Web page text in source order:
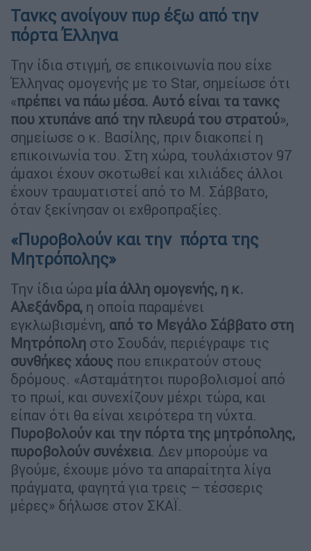
Τανκς ανοίγουν πυρ έξω από την
πόρτα Έλληνα
Την ίδια στιγμή, σε επικοινωνία που είχε
Έλληνας ομογενής με το Star, σημείωσε ότι
«πρέπει να πάω μέσα. Αυτό είναι τα τανκς
που χτυπάνε από την πλευρά του στρατού»,
σημείωσε ο κ. Βασίλης, πριν διακοπεί η
επικοινωνία του. Στη χώρα, τουλάχιστον 97
άμαχοι έχουν σκοτωθεί και χιλιάδες άλλοι
έχουν τραυματιστεί από το Μ. Σάββατο,
όταν ξεκίνησαν οι εχθροπραξίες.
«Πυροβολούν και την πόρτα της
Μητρόπολης»
Την ίδια ώρα μία άλλη ομογενής, η κ.
Αλεξάνδρα, η οποία παραμένει
εγκλωβισμένη, από το Μεγάλο Σάββατο στη
Μητρόπολη στο Σουδάν, περιέγραψε τις
συνθήκες χάους που επικρατούν στους
δρόμους. «Ασταμάτητοι πυροβολισμοί από
το πρωί, και συνεχίζουν μέχρι τώρα, και
είπαν ότι θα είναι χειρότερα τη νύχτα.
Πυροβολούν και την πόρτα της μητρόπολης,
πυροβολούν συνέχεια. Δεν μπορούμε να
βγούμε, έχουμε μόνο τα απαραίτητα λίγα
πράγματα, φαγητά για τρεις – τέσσερις
μέρες» δήλωσε στον ΣΚΑΪ.